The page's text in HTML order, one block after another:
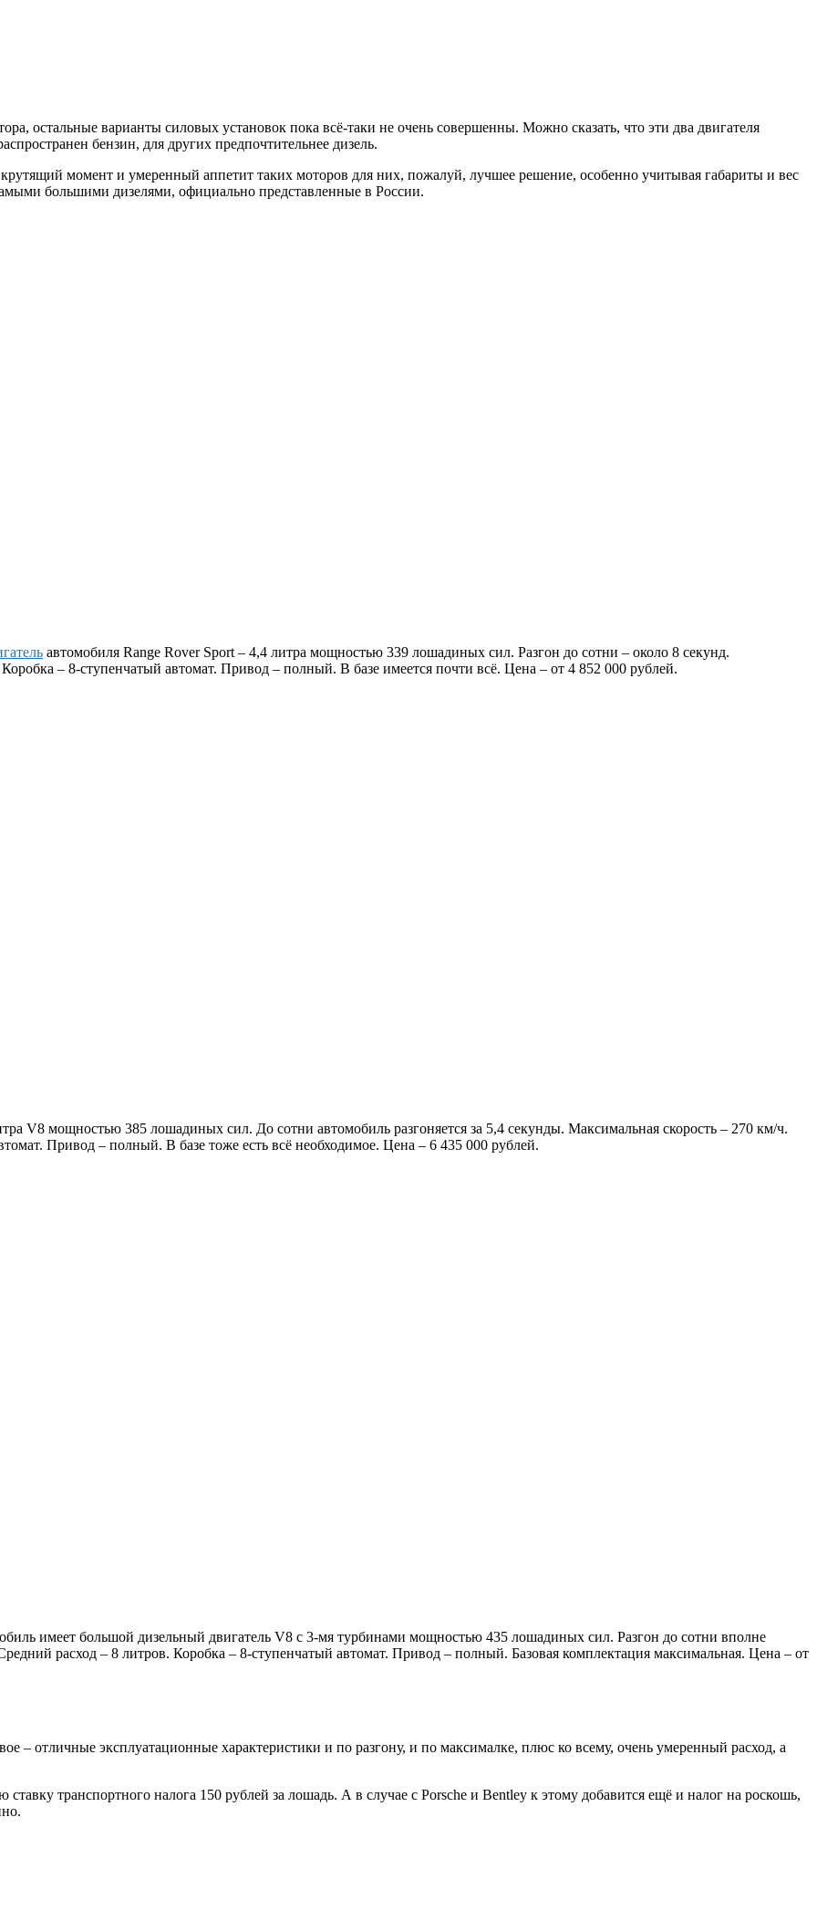
остальные варианты силовых установок пока всё-таки не очень совершенны. Можно сказать, что эти два двигателя
бензин, для других предпочтительнее дизель.
момент и умеренный аппетит таких моторов для них, пожалуй, лучшее решение, особенно учитывая габариты и вес
большими дизелями, официально представленные в России.
автомобиля Range Rover Sport – 4,4 литра мощностью 339 лошадиных сил. Разгон до сотни – около 8 секунд.
– 8-ступенчатый автомат. Привод – полный. В базе имеется почти всё. Цена – от 4 852 000 рублей.
V8 мощностью 385 лошадиных сил. До сотни автомобиль разгоняется за 5,4 секунды. Максимальная скорость – 270 км/ч.
Привод – полный. В базе тоже есть всё необходимое. Цена – 6 435 000 рублей.
имеет большой дизельный двигатель V8 с 3-мя турбинами мощностью 435 лошадиных сил. Разгон до сотни вполне
расход – 8 литров. Коробка – 8-ступенчатый автомат. Привод – полный. Базовая комплектация максимальная. Цена – от
– отличные эксплуатационные характеристики и по разгону, и по максималке, плюс ко всему, очень умеренный расход, а
транспортного налога 150 рублей за лошадь. А в случае с Porsche и Bentley к этому добавится ещё и налог на роскошь,